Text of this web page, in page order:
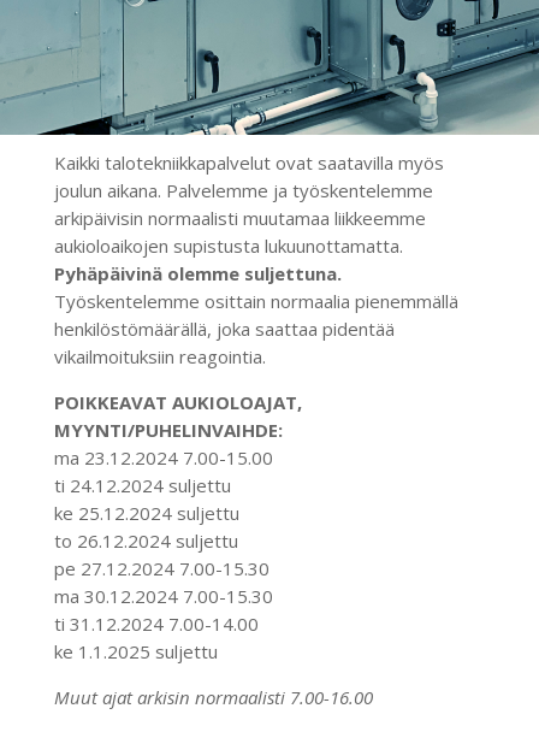
Kaikki talotekniikkapalvelut ovat saatavilla myös
joulun aikana. Palvelemme ja työskentelemme
arkipäivisin normaalisti muutamaa liikkeemme
aukioloaikojen supistusta lukuunottamatta.
Pyhäpäivinä olemme suljettuna.
Työskentelemme osittain normaalia pienemmällä
henkilöstömäärällä, joka saattaa pidentää
vikailmoituksiin reagointia.
POIKKEAVAT AUKIOLOAJAT,
MYYNTI/PUHELINVAIHDE:
ma 23.12.2024 7.00-15.00
ti 24.12.2024 suljettu
ke 25.12.2024 suljettu
to 26.12.2024 suljettu
pe 27.12.2024 7.00-15.30
ma 30.12.2024 7.00-15.30
ti 31.12.2024 7.00-14.00
ke 1.1.2025 suljettu
Muut ajat arkisin normaalisti 7.00-16.00